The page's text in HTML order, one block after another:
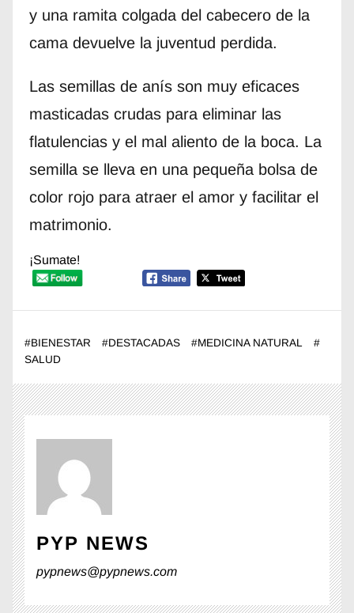
y una ramita colgada del cabecero de la
cama devuelve la juventud perdida.
Las semillas de anís son muy eficaces
masticadas crudas para eliminar las
flatulencias y el mal aliento de la boca. La
semilla se lleva en una pequeña bolsa de
color rojo para atraer el amor y facilitar el
matrimonio.
¡Sumate!
#BIENESTAR #DESTACADAS #MEDICINA NATURAL
#
SALUD
PYP NEWS
pypnews@pypnews.com